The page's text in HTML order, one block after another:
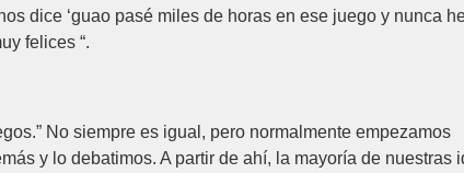
dice ‘guao pasé miles de horas en ese juego y nunca
felices “.
No siempre es igual, pero normalmente empezamos
y lo debatimos. A partir de ahí, la mayoría de nuestras